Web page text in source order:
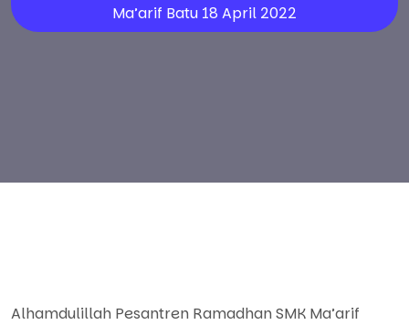
Ma’arif Batu 18 April 2022
Alhamdulillah Pesantren Ramadhan SMK Ma’arif